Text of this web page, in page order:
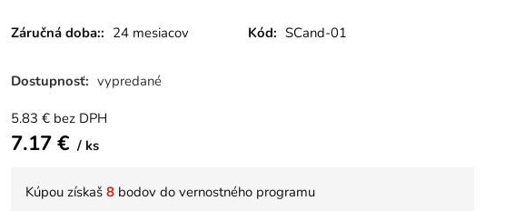
Záručná doba:: 24 mesiacov Kód: SCand-01
Dostupnosť: vypredané
5.83 € bez DPH
7.17€ ks
Kúpou získaš 8bodov do vernostného programu